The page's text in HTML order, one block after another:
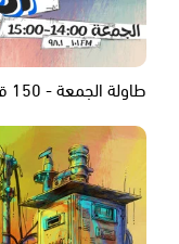
طاولة الجمعة - 150 قتيل منذ بداية العام 03.07.2026 -